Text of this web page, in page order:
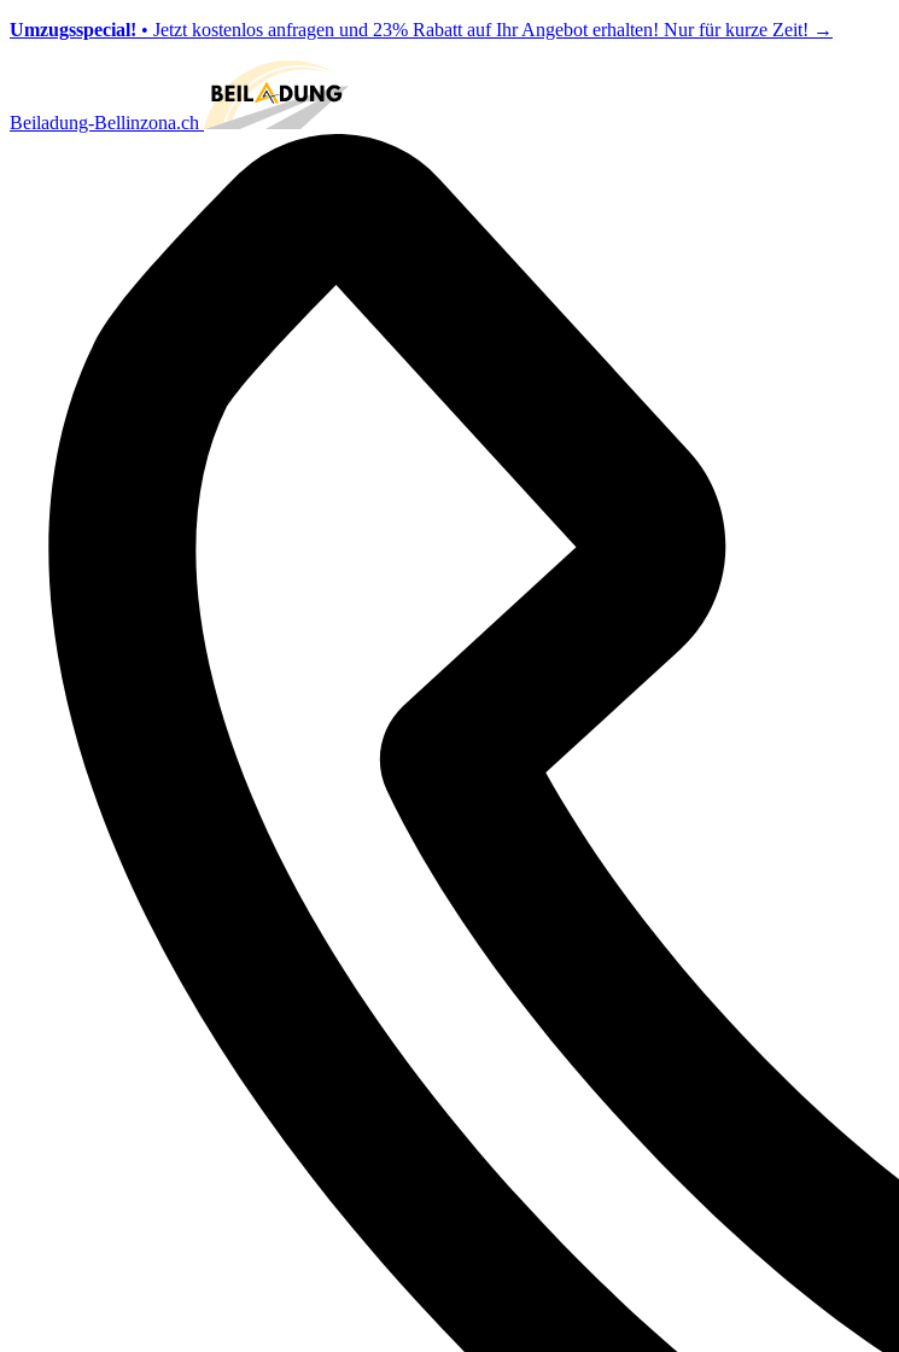
Umzugsspecial! • Jetzt kostenlos anfragen und 23% Rabatt auf Ihr Angebot erhalten! Nur für kurze Zeit! →
Beiladung-Bellinzona.ch